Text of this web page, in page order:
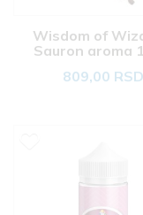
Wisdom of
Sauron aroma
809,00 RSD